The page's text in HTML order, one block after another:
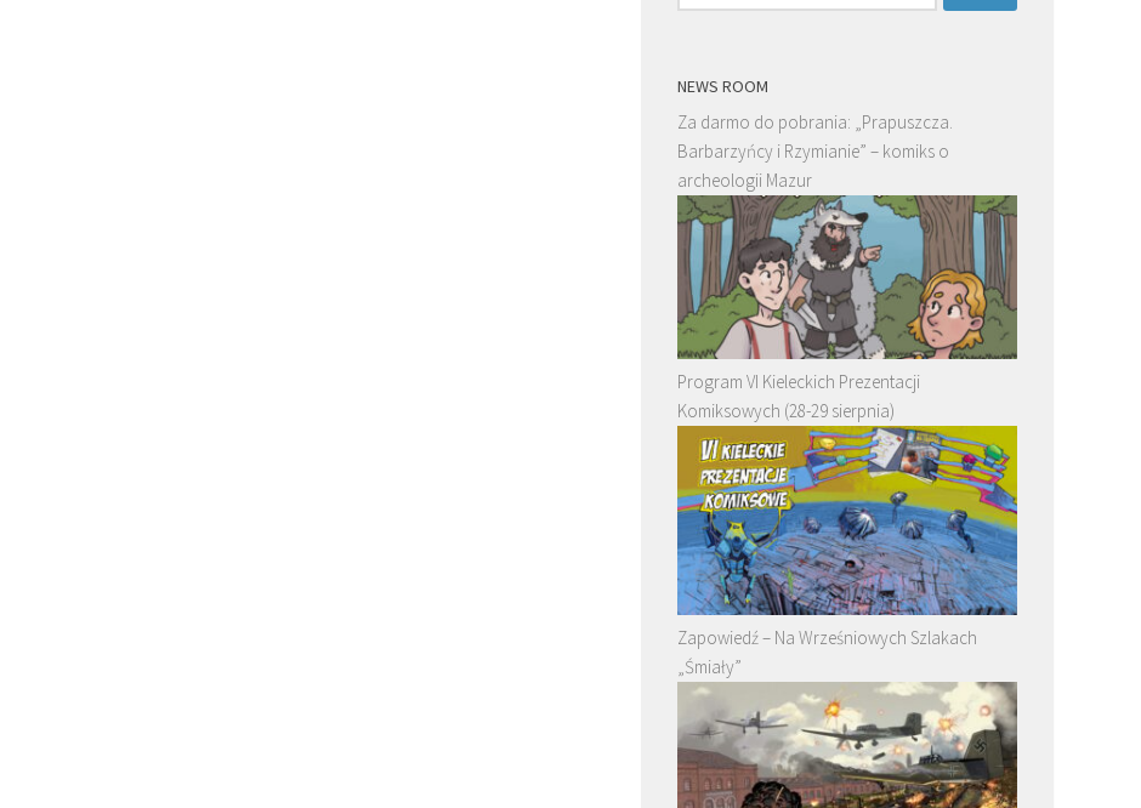
NEWS ROOM
Za darmo do pobrania: „Prapuszcza.
Barbarzyńcy i Rzymianie” – komiks o
archeologii Mazur
Program VI Kieleckich Prezentacji
Komiksowych (28-29 sierpnia)
Zapowiedź – Na Wrześniowych Szlakach
„Śmiały”